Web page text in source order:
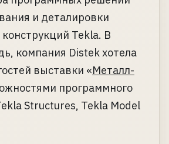
и деталировки
Tekla. В
компания Distek хотела
выставки «Металл-
программного
Structures, Tekla Model